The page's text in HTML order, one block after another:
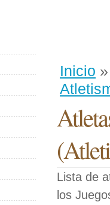
Inicio »
Lista de
los